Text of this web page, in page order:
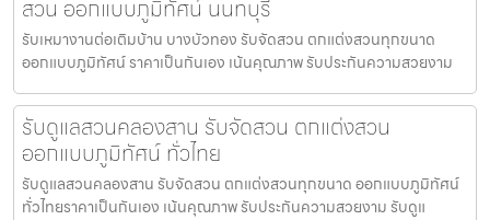
สวน ออกแบบภูมิทัศน์ นนทบุรี
รับเหมางานต่อเติมบ้าน บางบัวทอง รับจัดสวน ตกแต่งสวนทุกขนาด
ออกแบบภูมิทัศน์ ราคาเป็นกันเอง เน้นคุณภาพ รับประกันความสวยงาม
รับดูแลสวนคลองสาน รับจัดสวน ตกแต่งสวน
ออกแบบภูมิทัศน์ ทั่วไทย
รับดูแลสวนคลองสาน รับจัดสวน ตกแต่งสวนทุกขนาด ออกแบบภูมิทัศน์
ทั่วไทยราคาเป็นกันเอง เน้นคุณภาพ รับประกันความสวยงาม รับดูแ